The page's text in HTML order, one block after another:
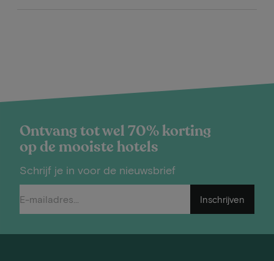
Ontvang tot wel 70% korting
op de mooiste hotels
Schrijf je in voor de nieuwsbrief
Inschrijven